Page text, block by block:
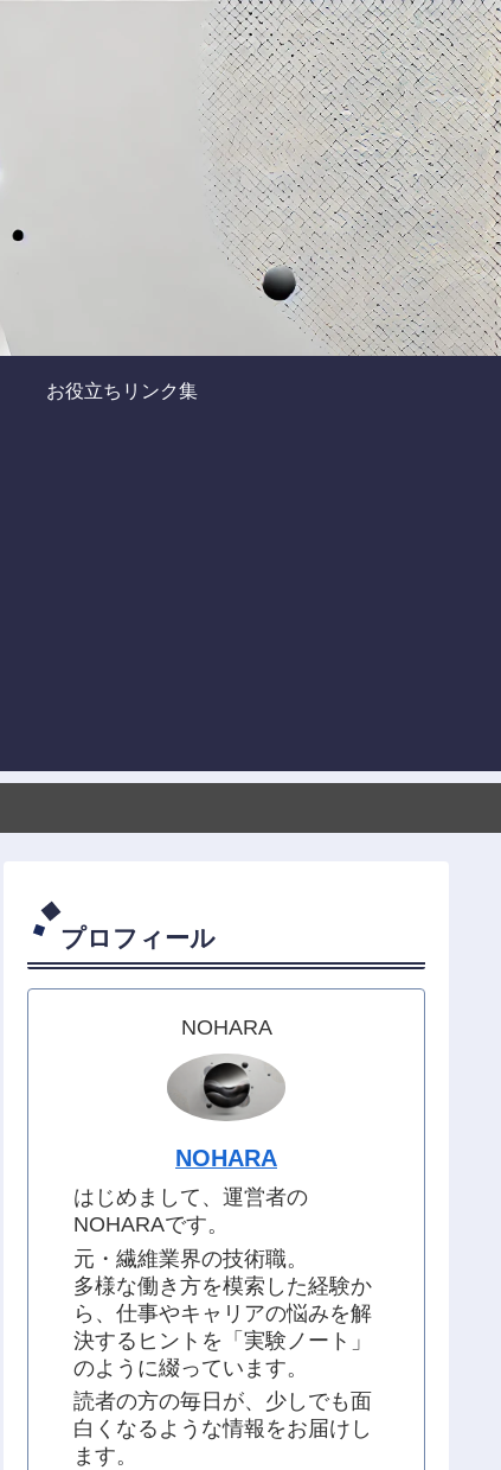
お役立ちリンク集
プロフィール
NOHARA
NOHARA
はじめまして、運営者の
NOHARAです。
元・繊維業界の技術職。
多様な働き方を模索した経験か
ら、仕事やキャリアの悩みを解
決するヒントを「実験ノート」
のように綴っています。
読者の方の毎日が、少しでも面
白くなるような情報をお届けし
ます。